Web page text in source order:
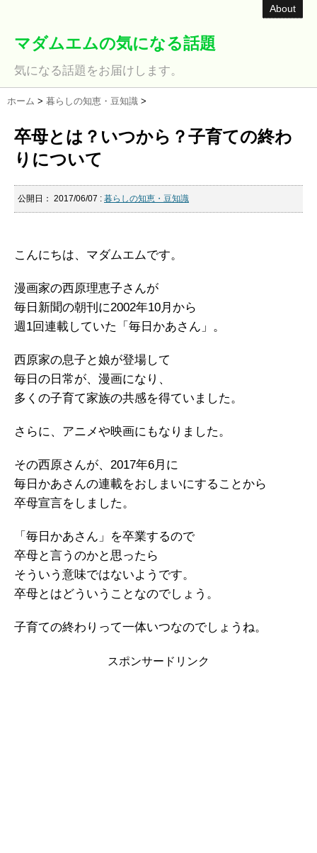
About
マダムエムの気になる話題
気になる話題をお届けします。
ホーム > 暮らしの知恵・豆知識 >
卒母とは？いつから？子育ての終わ
りについて
公開日： 2017/06/07 : 暮らしの知恵・豆知識
こんにちは、マダムエムです。
漫画家の西原理恵子さんが
毎日新聞の朝刊に2002年10月から
週1回連載していた「毎日かあさん」。
西原家の息子と娘が登場して
毎日の日常が、漫画になり、
多くの子育て家族の共感を得ていました。
さらに、アニメや映画にもなりました。
その西原さんが、2017年6月に
毎日かあさんの連載をおしまいにすることから
卒母宣言をしました。
「毎日かあさん」を卒業するので
卒母と言うのかと思ったら
そういう意味ではないようです。
卒母とはどういうことなのでしょう。
子育ての終わりって一体いつなのでしょうね。
スポンサードリンク